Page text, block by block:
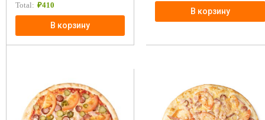
Total: ₽410
В корзину
В корзину